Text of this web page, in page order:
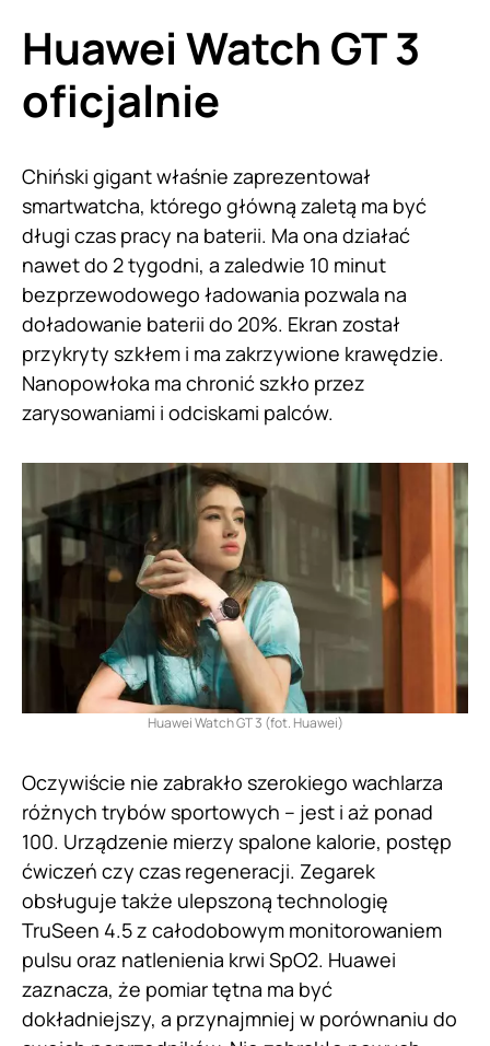
Huawei Watch GT 3
oficjalnie
Chiński gigant właśnie zaprezentował
smartwatcha, którego główną zaletą ma być
długi czas pracy na baterii. Ma ona działać
nawet do 2 tygodni, a zaledwie 10 minut
bezprzewodowego ładowania pozwala na
doładowanie baterii do 20%. Ekran został
przykryty szkłem i ma zakrzywione krawędzie.
Nanopowłoka ma chronić szkło przez
zarysowaniami i odciskami palców.
Huawei Watch GT 3 (fot. Huawei)
Oczywiście nie zabrakło szerokiego wachlarza
różnych trybów sportowych – jest i aż ponad
100. Urządzenie mierzy spalone kalorie, postęp
ćwiczeń czy czas regeneracji. Zegarek
obsługuje także ulepszoną technologię
TruSeen 4.5 z całodobowym monitorowaniem
pulsu oraz natlenienia krwi SpO2. Huawei
zaznacza, że pomiar tętna ma być
dokładniejszy, a przynajmniej w porównaniu do